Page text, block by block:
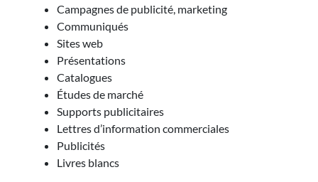
Campagnes de publicité, marketing
Communiqués
Sites web
Présentations
Catalogues
Études de marché
Supports publicitaires
Lettres d’information commerciales
Publicités
Livres blancs